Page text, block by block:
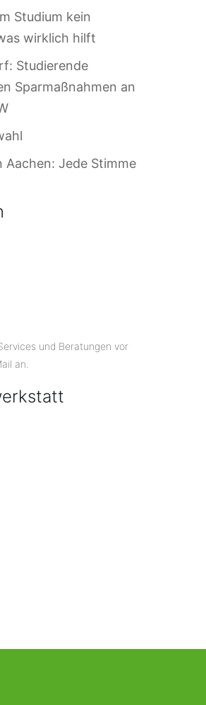
Studium kein
wirklich hilft
Studierende
Sparmaßnahmen an
Aachen: Jede Stimme
und Beratungen vor
an.